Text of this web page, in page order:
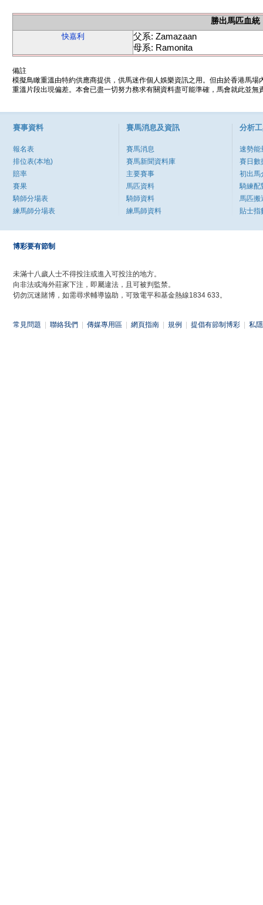
勝出馬匹血統
快嘉利
父系: Zamazaan
母系: Ramonita
備註
模擬鳥瞰重溫由特約供應商提供，供馬迷作個人娛樂資訊之用。但由於香港馬
重溫片段出現偏差。本會已盡一切努力務求有關資料盡可能準確，馬會就此並
賽事資料
報名表
排位表(本地)
賠率
賽果
騎師分場表
練馬師分場表
賽馬消息及資訊
賽馬消息
賽馬新聞資料庫
主要賽事
馬匹資料
騎師資料
練馬師資料
分析
速勢能
賽日數
初出馬
騎練配
馬匹搬
貼士指
博彩要有節制
未滿十八歲人士不得投注或進入可投注的地方。
向非法或海外莊家下注，即屬違法，且可被判監禁。
切勿沉迷賭博，如需尋求輔導協助，可致電平和基金熱線1834 633。
常見問題 聯絡我們 傳媒專用區 網頁指南 規例 提倡有節制博彩 私